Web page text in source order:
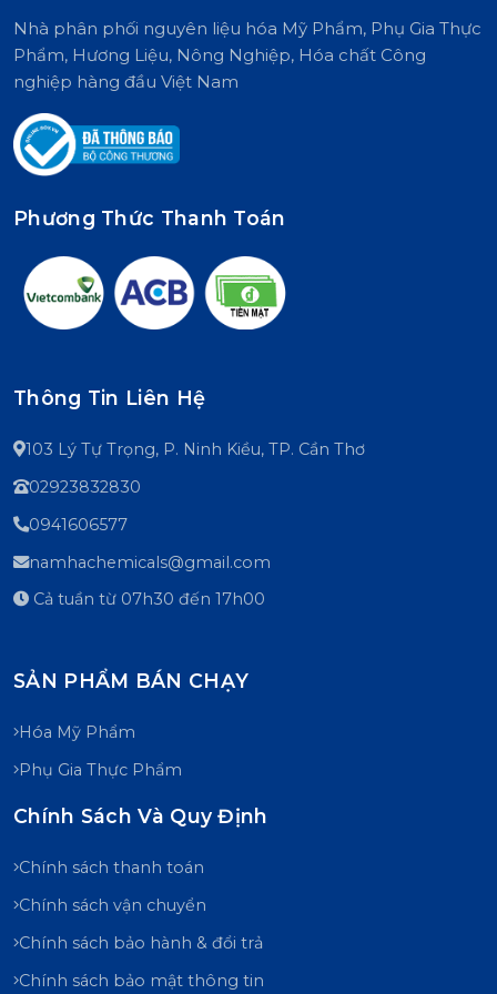
Nhà phân phối nguyên liệu hóa Mỹ Phẩm, Phụ Gia Thực
Phẩm, Hương Liệu, Nông Nghiệp, Hóa chất Công
nghiệp hàng đầu Việt Nam
Phương Thức Thanh Toán
Thông Tin Liên Hệ
103 Lý Tự Trọng, P. Ninh Kiều, TP. Cần Thơ
02923832830
0941606577
namhachemicals@gmail.com
Cả tuần từ 07h30 đến 17h00
SẢN PHẨM BÁN CHẠY
Hóa Mỹ Phẩm
Phụ Gia Thực Phẩm
Chính Sách Và Quy Định
Chính sách thanh toán
Chính sách vận chuyển
Chính sách bảo hành & đổi trả
Chính sách bảo mật thông tin